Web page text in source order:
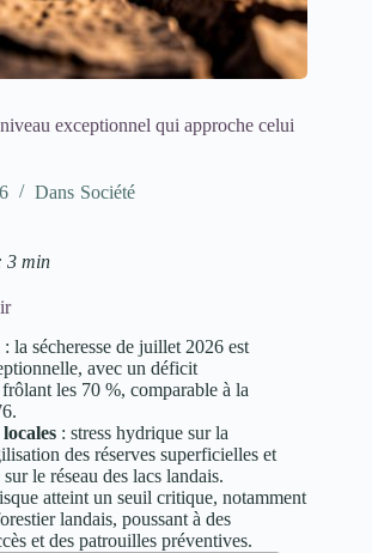
exceptionnel qui approche celui
Dans Société
3 min
: la sécheresse de juillet 2026 est
avec un déficit
les 70 %, comparable à la
: stress hydrique sur la
des réserves superficielles et
le réseau des lacs landais.
atteint un seuil critique, notamment
landais, poussant à des
et des patrouilles préventives.